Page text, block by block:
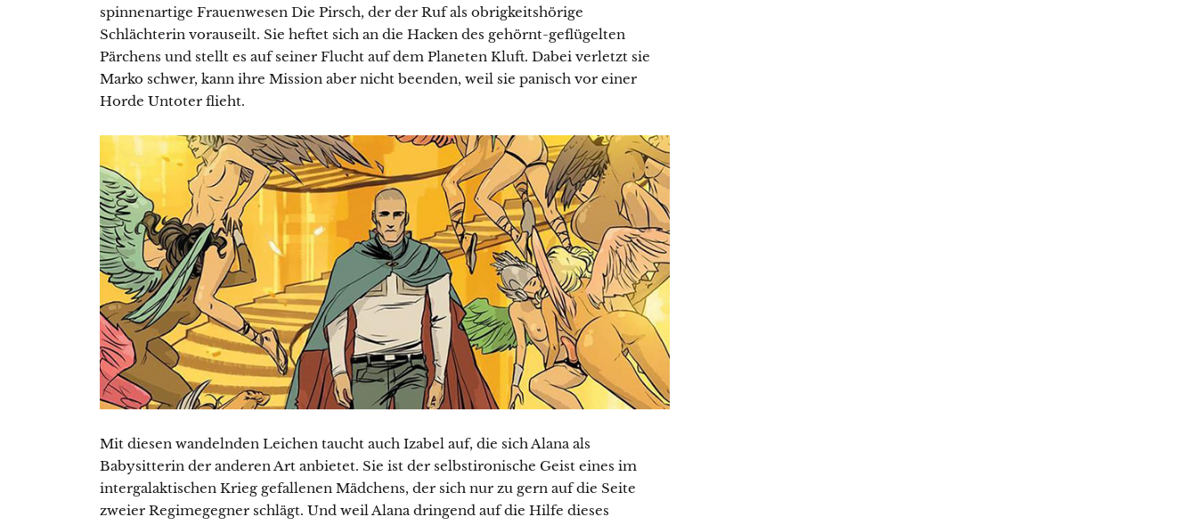
spinnenartige Frauenwesen Die Pirsch, der der Ruf als obrigkeitshörige
Schlächterin vorauseilt. Sie heftet sich an die Hacken des gehörnt-geflügelten
Pärchens und stellt es auf seiner Flucht auf dem Planeten Kluft. Dabei verletzt sie
Marko schwer, kann ihre Mission aber nicht beenden, weil sie panisch vor einer
Horde Untoter flieht.
Mit diesen wandelnden Leichen taucht auch Izabel auf, die sich Alana als
Babysitterin der anderen Art anbietet. Sie ist der selbstironische Geist eines im
intergalaktischen Krieg gefallenen Mädchens, der sich nur zu gern auf die Seite
zweier Regimegegner schlägt. Und weil Alana dringend auf die Hilfe dieses